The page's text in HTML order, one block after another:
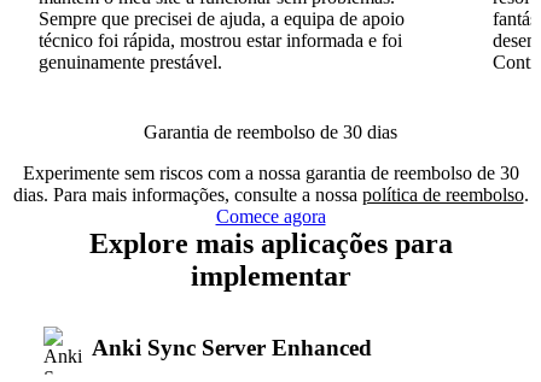
Sempre que precisei de ajuda, a equipa de apoio
técnico foi rápida, mostrou estar informada e foi
genuinamente prestável.
Garantia de reembolso de 30 dias
Experimente sem riscos com a nossa garantia de reembolso de 30
dias. Para mais informações, consulte a nossa política de reembolso.
Comece agora
Explore mais aplicações para
implementar
Anki Sync Server Enhanced